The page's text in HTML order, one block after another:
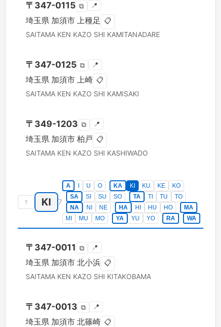
〒 347-0115 ⧉ 📍
埼玉県 加須市 上種足 📋
SAITAMA KEN KAZO SHI KAMITANADARE
〒 347-0125 ⧉ 📍
埼玉県 加須市 上崎 📋
SAITAMA KEN KAZO SHI KAMISAKI
〒 349-1203 ⧉ 📍
埼玉県 加須市 柏戸 📋
SAITAMA KEN KAZO SHI KASHIWADO
↑ KI 7
A U O KA KI KU KE
KO
SA
SI SU SO TA TI TU
TO
NA
NI NE HA HI HU HO
MA
MI
MU MO YA YU YO RA WA
〒 347-0011 ⧉ 📍
埼玉県 加須市 北小浜 📋
SAITAMA KEN KAZO SHI KITAKOBAMA
〒 347-0013 ⧉ 📍
埼玉県 加須市 北篠崎 📋